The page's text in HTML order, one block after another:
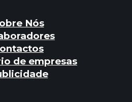
Nós
de empresas